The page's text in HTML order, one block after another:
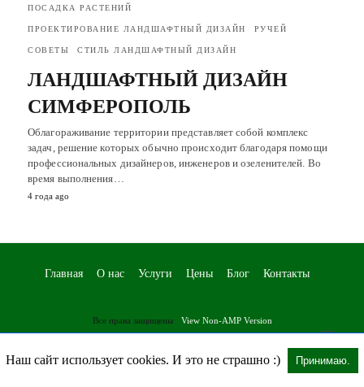
ПОСАДКА РАСТЕНИЙ
ПРОЕКТИРОВАНИЕ ЛАНДШАФТНЫЙ ДИЗАЙН РУЧЕЙ
СОВЕТЫ СТИЛЬ ЛАНДШАФТНЫЙ ДИЗАЙН
ЛАНДШАФТНЫЙ ДИЗАЙН
СИМФЕРОПОЛЬ
Облагораживание территории представляет собой комплекс
задач, решение которых обычно происходит благодаря помощи
профессиональных дизайнеров, инженеров и озеленителей. Во
время выполнения…
4 года ago
Главная О нас Услуги Цены Блог Контакты
Все права защищены View Non-AMP Version
Наш сайт использует cookies. И это не страшно :) Принимаю.